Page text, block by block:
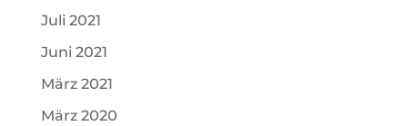
Juli 2021
Juni 2021
März 2021
März 2020